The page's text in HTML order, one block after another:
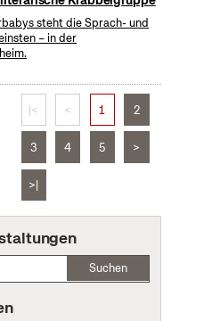
steht die Sprach- und
– in der
|< < 1 2
3 4 5 >
>|
Suchen